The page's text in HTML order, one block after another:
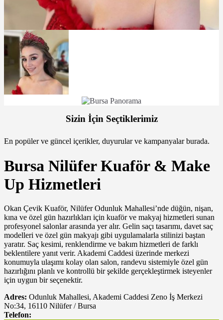
Sizin İçin Seçtiklerimiz
En popüler ve güncel içerikler, duyurular ve kampanyalar burada.
Bursa Nilüfer Kuaför & Make
Up Hizmetleri
Okan Çevik Kuaför, Nilüfer Odunluk Mahallesi’nde düğün, nişan,
kına ve özel gün hazırlıkları için kuaför ve makyaj hizmetleri sunan
profesyonel salonlar arasında yer alır. Gelin saçı tasarımı, davet saç
modelleri ve özel gün makyajı gibi uygulamalarla stilinizi baştan
yaratır. Saç kesimi, renklendirme ve bakım hizmetleri de farklı
beklentilere yanıt verir. Akademi Caddesi üzerinde merkezi
konumuyla ulaşımı kolay olan salon, randevu sistemiyle özel gün
hazırlığını planlı ve kontrollü bir şekilde gerçekleştirmek isteyenler
için uygun bir seçenektir.
Adres: Odunluk Mahallesi, Akademi Caddesi Zeno İş Merkezi
No:34, 16110 Nilüfer / Bursa
Telefon: